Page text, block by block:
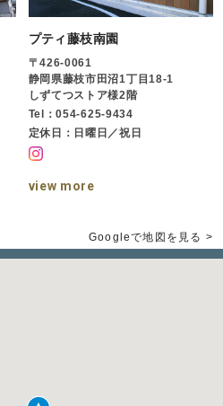
プティ藤枝南園
〒426-0061
静岡県藤枝市田沼1丁目18-1
しずてつストア様2階
Tel：054-625-9434
定休日：日曜日／祝日
view more
Googleで地図を見る >